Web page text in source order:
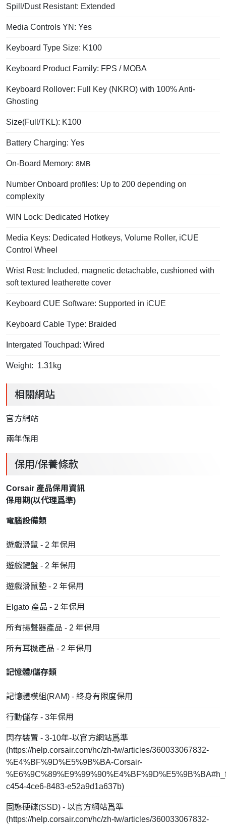
Spill/Dust Resistant: Extended
Media Controls YN: Yes
Keyboard Type Size: K100
Keyboard Product Family: FPS / MOBA
Keyboard Rollover: Full Key (NKRO) with 100% Anti-
Ghosting
Size(Full/TKL): K100
Battery Charging: Yes
On-Board Memory: 8MB
Number Onboard profiles: Up to 200 depending on
complexity
WIN Lock: Dedicated Hotkey
Media Keys: Dedicated Hotkeys, Volume Roller, iCUE
Control Wheel
Wrist Rest: Included, magnetic detachable, cushioned with
soft textured leatherette cover
Keyboard CUE Software: Supported in iCUE
Keyboard Cable Type: Braided
Intergated Touchpad: Wired
Weight: 1.31kg
相關網站
官方網站
兩年保用
保用/保養條款
Corsair 產品保用資訊
保用期(以代理爲準)
電腦設備類
遊戲滑鼠 - 2 年保用
遊戲鍵盤 - 2 年保用
遊戲滑鼠墊 - 2 年保用
Elgato 產品 - 2 年保用
所有揚聲器產品 - 2 年保用
所有耳機產品 - 2 年保用
記憶體/儲存類
記憶體模組(RAM) - 終身有限度保用
行動儲存 - 3年保用
閃存裝置 - 3-10年-以官方網站爲準
(https://help.corsair.com/hc/zh-tw/articles/360033067832-
%E4%BF%9D%E5%9B%BA-Corsair-
c454-4ce6-8483-e52a9d1a637b)
固態硬碟(SSD) - 以官方網站爲準
(https://help.corsair.com/hc/zh-tw/articles/360033067832-